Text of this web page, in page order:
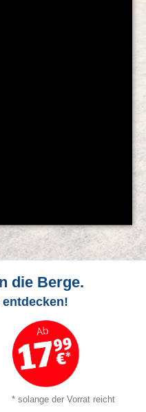
die Berge.
* solange der Vorrat reicht